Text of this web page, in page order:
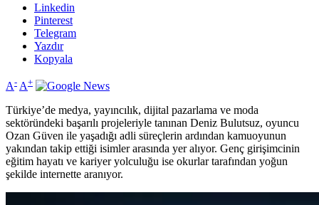
Linkedin
Pinterest
Telegram
Yazdır
Kopyala
A- A+
Türkiye’de medya, yayıncılık, dijital pazarlama ve moda
sektöründeki başarılı projeleriyle tanınan Deniz Bulutsuz, oyuncu
Ozan Güven ile yaşadığı adli süreçlerin ardından kamuoyunun
yakından takip ettiği isimler arasında yer alıyor. Genç girişimcinin
eğitim hayatı ve kariyer yolculuğu ise okurlar tarafından yoğun
şekilde internette aranıyor.